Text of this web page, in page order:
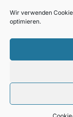
Wir verwenden
optimieren.
Datenschutz
Widerrufsrecht
2021 Han Dental